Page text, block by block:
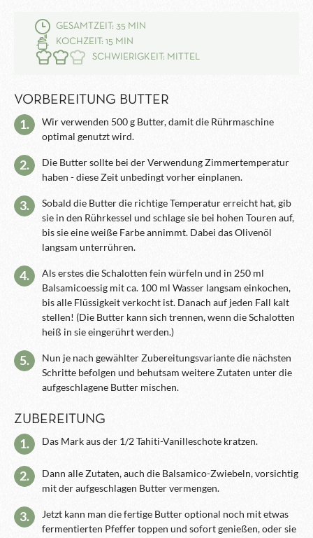
GESAMTZEIT: 35 MIN
KOCHZEIT: 15 MIN
SCHWIERIGKEIT: MITTEL
VORBEREITUNG BUTTER
1.
Wir verwenden 500 g Butter, damit die Rührmaschine
optimal genutzt wird.
2.
Die Butter sollte bei der Verwendung Zimmertemperatur
haben - diese Zeit unbedingt vorher einplanen.
3.
Sobald die Butter die richtige Temperatur erreicht hat, gib
sie in den Rührkessel und schlage sie bei hohen Touren auf,
bis sie eine weiße Farbe annimmt. Dabei das Olivenöl
langsam unterrühren.
4.
Als erstes die Schalotten fein würfeln und in 250 ml
Balsamicoessig mit ca. 100 ml Wasser langsam einkochen,
bis alle Flüssigkeit verkocht ist. Danach auf jeden Fall kalt
stellen! (Die Butter kann sich trennen, wenn die Schalotten
heiß in sie eingerührt werden.)
5.
Nun je nach gewählter Zubereitungsvariante die nächsten
Schritte befolgen und behutsam weitere Zutaten unter die
aufgeschlagene Butter mischen.
ZUBEREITUNG
1. Das Mark aus der 1/2 Tahiti-Vanilleschote kratzen.
2.
Dann alle Zutaten, auch die Balsamico-Zwiebeln, vorsichtig
mit der aufgeschlagen Butter vermengen.
3.
Jetzt kann man die fertige Butter optional noch mit etwas
fermentierten Pfeffer toppen und sofort genießen, oder sie